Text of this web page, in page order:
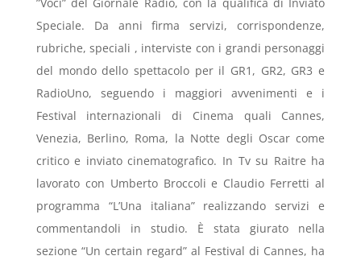
Speciale. Da anni firma servizi, corrispondenze,
rubriche, speciali , interviste con i grandi personaggi
del mondo dello spettacolo per il GR1, GR2, GR3 e
RadioUno, seguendo i maggiori avvenimenti e i
Festival internazionali di Cinema quali Cannes,
Venezia, Berlino, Roma, la Notte degli Oscar come
critico e inviato cinematografico. In Tv su Raitre ha
lavorato con Umberto Broccoli e Claudio Ferretti al
programma “L’Una italiana” realizzando servizi e
commentandoli in studio. È stata giurato nella
sezione “Un certain regard” al Festival di Cannes, ha